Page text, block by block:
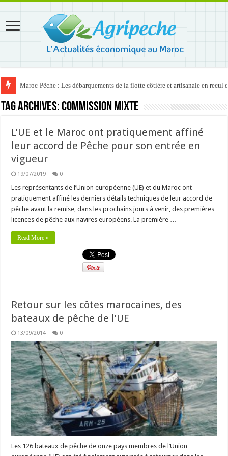
Maroc-Pêche : Les débarquements de la flotte côtière et artisanale en recul
Tag Archives:commission mixte
L’UE et le Maroc ont pratiquement affiné
leur accord de Pêche pour son entrée en
vigueur
19/07/2019 0
Les représentants de l’Union européenne (UE) et du Maroc ont
pratiquement affiné les derniers détails techniques de leur accord de
pêche avant la remise, dans les prochains jours à venir, des premières
licences de pêche aux navires européens. La première …
Read More »
Retour sur les côtes marocaines, des
bateaux de pêche de l’UE
13/09/2014 0
Les 126 bateaux de pêche de onze pays membres de l’Union